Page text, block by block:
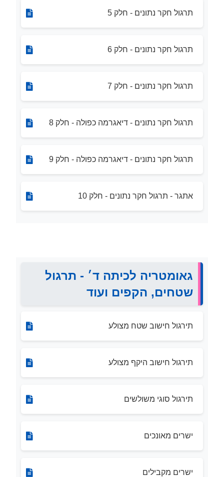
תרגול חקר נתונים - חלק 5
תרגול חקר נתונים - חלק 6
תרגול חקר נתונים - חלק 7
תרגול חקר נתונים - דיאגרמה כפולה - חלק 8
תרגול חקר נתונים - דיאגרמה כפולה - חלק 9
אתגר - תרגול חקר נתונים - חלק 10
גאומטריה לכיתה ד׳ - תרגול
שטחים, הקפים ועוד
תירגול חישוב שטח מצולע
תירגול חישוב היקף מצולע
תירגול סוגי משולשים
ישרים מאונכים
ישרים מקבילים